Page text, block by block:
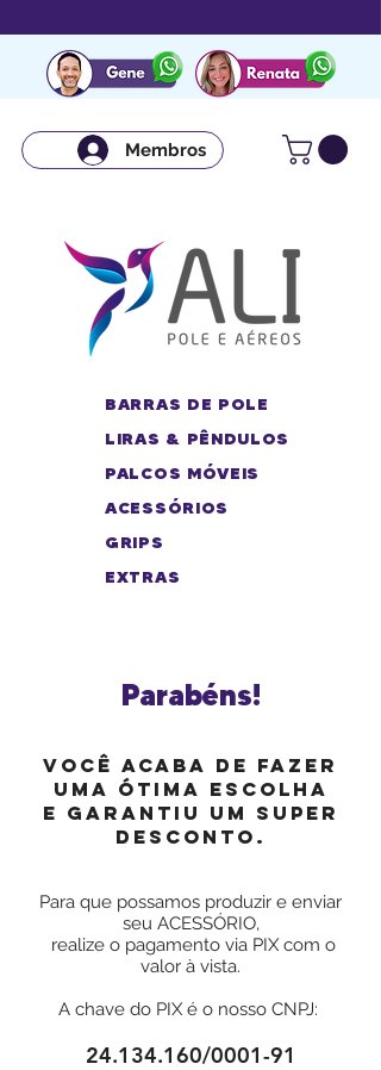
Membros
BARRAS DE POLE
LIRAS & PÊNDULOS
PALCOS MÓVEIS
ACESSÓRIOS
GRIPS
EXTRAS
Parabéns!
você acaba de fazer
uma ótima escolha
e garantiu um super
desconto.
Para que possamos produzir e enviar
seu ACESSÓRIO,
realize o pagamento via PIX com o
valor à vista.
A chave do PIX é o nosso CNPJ:
24.134.160/0001-91